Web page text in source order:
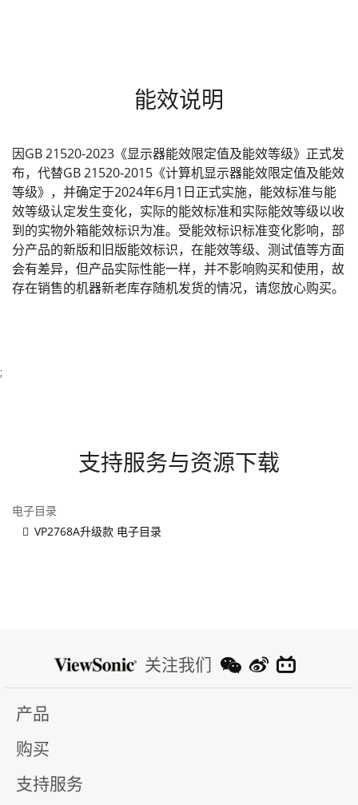
能效说明
因GB 21520-2023《显示器能效限定值及能效等级》正式发
布，代替GB 21520-2015《计算机显示器能效限定值及能效
等级》，并确定于2024年6月1日正式实施，能效标准与能
效等级认定发生变化，实际的能效标准和实际能效等级以收
到的实物外箱能效标识为准。受能效标识标准变化影响，部
分产品的新版和旧版能效标识，在能效等级、测试值等方面
会有差异，但产品实际性能一样，并不影响购买和使用，故
存在销售的机器新老库存随机发货的情况，请您放心购买。
;
支持服务与资源下载
电子目录
VP2768A升级款 电子目录
关注我们
产品
购买
支持服务